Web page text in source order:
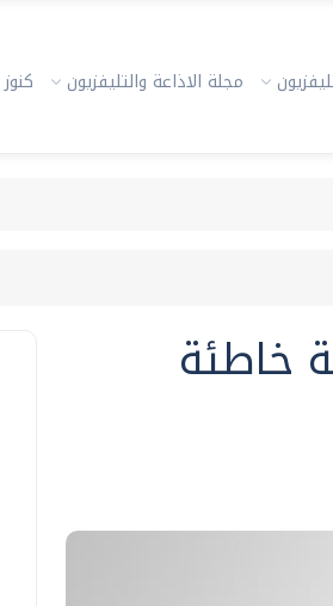
مجلة الاذاعة والتليفزيون كنوز
خاطئة